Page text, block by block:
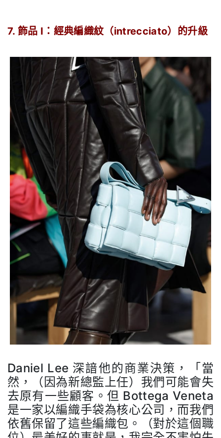
7. 飾品 I：經典編織紋（intrecciato）的升級
Daniel Lee 深諳他的商業決策，「當
然，（因為新總監上任）我們可能會失
去原有一些顧客。但 Bottega Veneta
是一家以編織手袋為核心公司，而我們
依舊保留了這些編織包。（對於這個職